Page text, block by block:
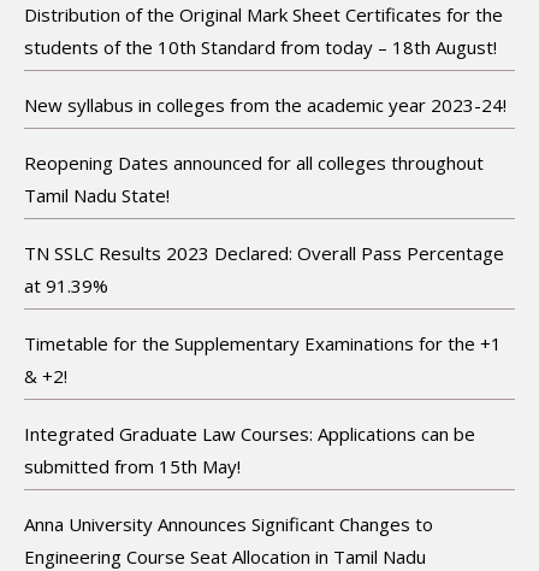
Distribution of the Original Mark Sheet Certificates for the
students of the 10th Standard from today – 18th August!
New syllabus in colleges from the academic year 2023-24!
Reopening Dates announced for all colleges throughout
Tamil Nadu State!
TN SSLC Results 2023 Declared: Overall Pass Percentage
at 91.39%
Timetable for the Supplementary Examinations for the +1
& +2!
Integrated Graduate Law Courses: Applications can be
submitted from 15th May!
Anna University Announces Significant Changes to
Engineering Course Seat Allocation in Tamil Nadu